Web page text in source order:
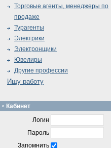
Торговые агенты, менеджеры по
продаже
Турагенты
Электрики
Электронщики
Ювелиры
Другие профессии
Ищу работу
Кабинет
Логин
Пароль
Запомнить